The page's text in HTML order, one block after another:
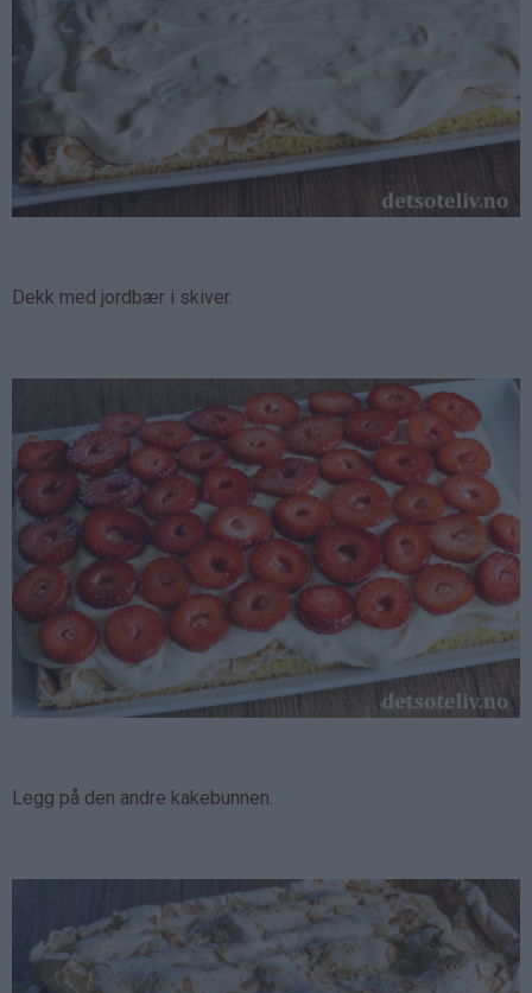
Dekk med jordbær i skiver.
Legg på den andre kakebunnen.